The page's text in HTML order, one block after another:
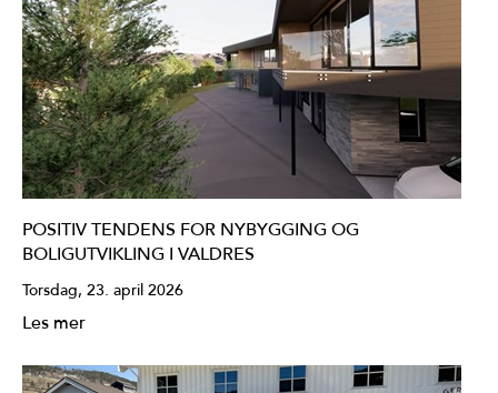
POSITIV TENDENS FOR NYBYGGING OG
BOLIGUTVIKLING I VALDRES
Torsdag, 23. april 2026
Les mer